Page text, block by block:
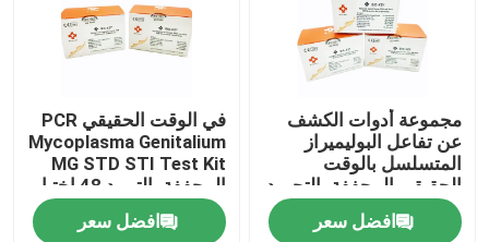
مجموعة أدوات الكشف
عن تفاعل البوليميراز
المتسلسل بالوقت
الحقيقي المجففة بالتجميد
النيسرية السيلانية NG 96
اختبار / مجموعة
افضل سعر
في الوقت الحقيقي PCR
Mycoplasma Genitalium
MG STD STI Test Kit
المجففة بالتبريد 48 اختبار
/ مجموعة
افضل سعر